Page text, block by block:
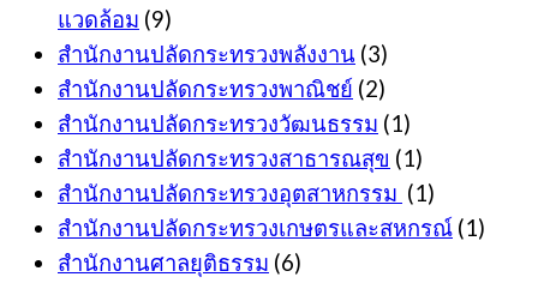
แวดล้อม (9)
สำนักงานปลัดกระทรวงพลังงาน (3)
สำนักงานปลัดกระทรวงพาณิชย์ (2)
สำนักงานปลัดกระทรวงวัฒนธรรม (1)
สำนักงานปลัดกระทรวงสาธารณสุข (1)
สำนักงานปลัดกระทรวงอุตสาหกรรม (1)
สำนักงานปลัดกระทรวงเกษตรและสหกรณ์ (1)
สำนักงานศาลยุติธรรม (6)